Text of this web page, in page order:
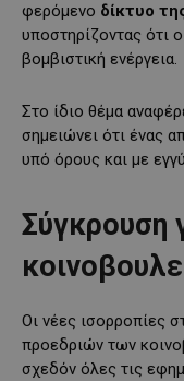
φερόμενο δίκτυο
υποστηρίζοντας ότι
βομβιστική ενέργεια.
Στο ίδιο θέμα
σημειώνει ότι ένας
υπό όρους και με
Σύγκρουση
Οι νέες ισορροπίες
προεδριών των
σχεδόν όλες τις